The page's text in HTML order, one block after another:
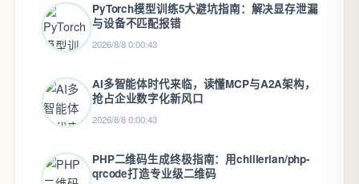
PyTorch模型训练5大避坑指南：解决显存泄漏
与设备不匹配报错
2026/8/8 0:00:43
AI多智能体时代来临，读懂MCP与A2A架构，
抢占企业数字化新风口
2026/8/8 0:00:43
PHP二维码生成终极指南：用chillerlan/php-
qrcode打造专业级二维码